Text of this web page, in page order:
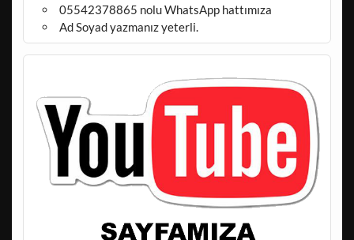
05542378865 nolu WhatsApp hattımıza
Ad Soyad yazmanız yeterli.